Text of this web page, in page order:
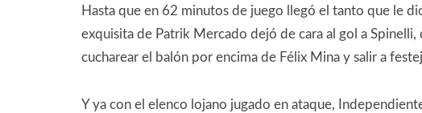
Hasta que en 62 minutos de juego llegó el tanto que le
exquisita de Patrik Mercado dejó de cara al gol a
cucharear el balón por encima de Félix Mina y salir a
Y ya con el elenco lojano jugado en ataque,